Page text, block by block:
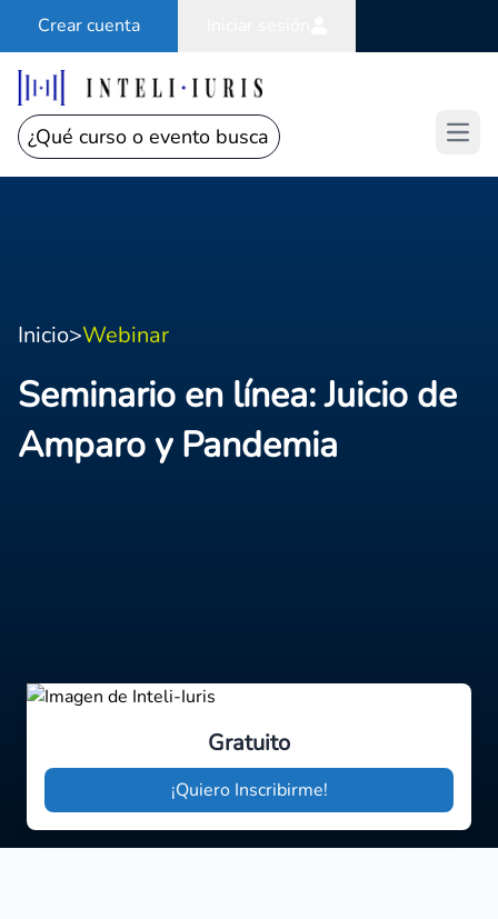
Crear cuenta
Inicio>Webinar
Seminario en línea: Juicio de
Amparo y Pandemia
Gratuito
¡Quiero Inscribirme!